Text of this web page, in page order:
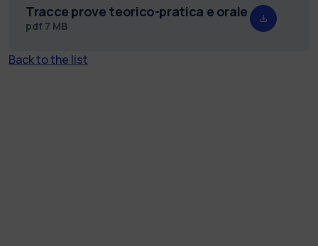
Tracce prove teorico-pratica e orale
pdf 7 MB
Back to the list